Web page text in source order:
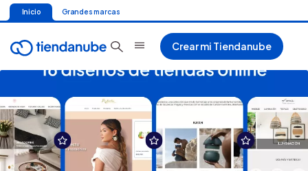
Inicio Grandes marcas
Crear mi Tiendanube